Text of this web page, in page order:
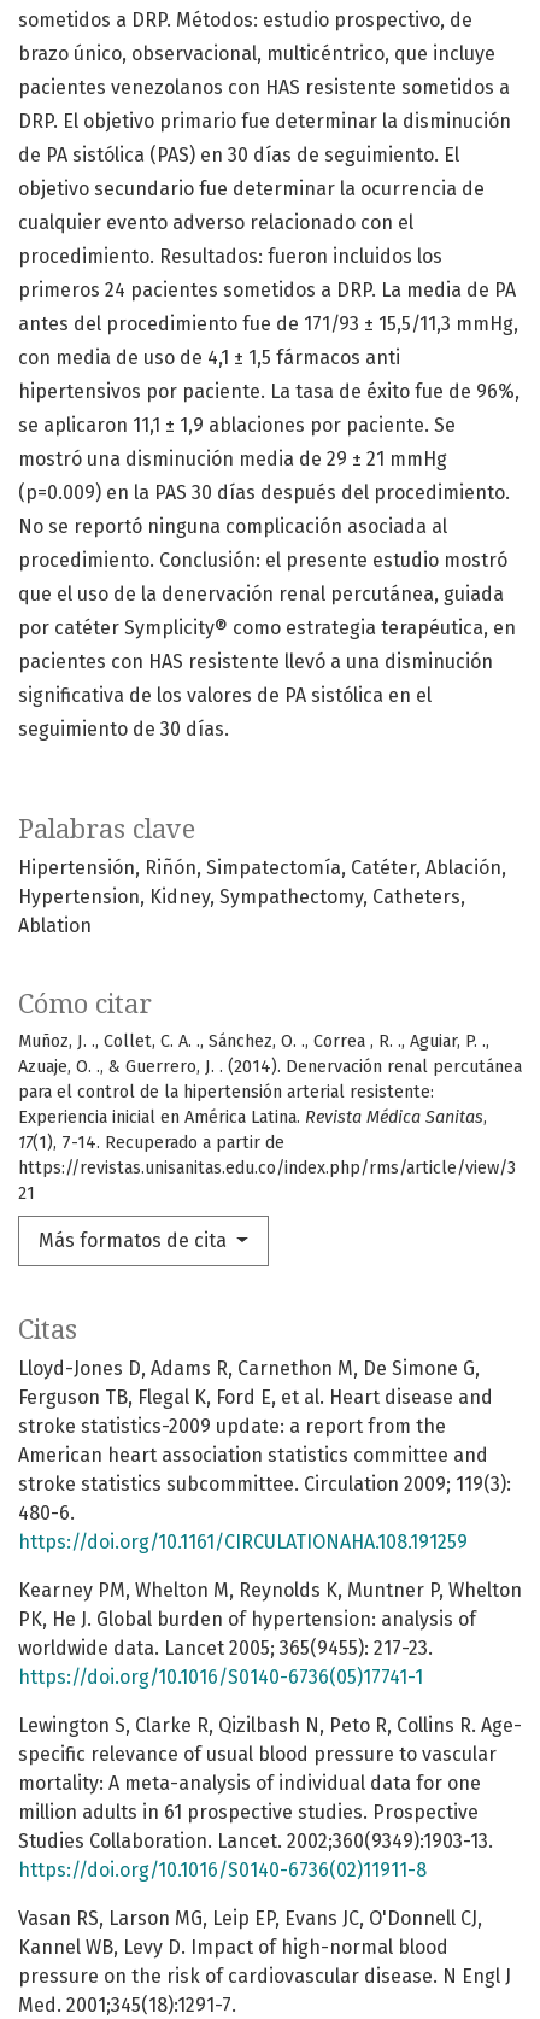
Palabras clave
Hipertensión Riñón Simpatectomía Catéter Ablación
Hypertension
Kidney Sympathectomy Catheters
Ablation
Cómo citar
Muñoz, J. ., Collet, C. A. ., Sánchez, O. ., Correa , R. ., Aguiar, P. .,
Azuaje, O. ., & Guerrero, J. . (2014). Denervación renal percutánea
para el control de la hipertensión arterial resistente:
Experiencia inicial en América Latina. Revista Médica Sanitas,
17(1), 7-14. Recuperado a partir de
https://revistas.unisanitas.edu.co/index.php/rms/article/view/3
21
Más formatos de cita
sometidos a DRP. Métodos: estudio prospectivo, de
brazo único, observacional, multicéntrico, que incluye
pacientes venezolanos con HAS resistente sometidos a
DRP. El objetivo primario fue determinar la disminución
de PA sistólica (PAS) en 30 días de seguimiento. El
objetivo secundario fue determinar la ocurrencia de
cualquier evento adverso relacionado con el
procedimiento. Resultados: fueron incluidos los
primeros 24 pacientes sometidos a DRP. La media de PA
antes del procedimiento fue de 171/93 ± 15,5/11,3 mmHg,
con media de uso de 4,1 ± 1,5 fármacos anti
hipertensivos por paciente. La tasa de éxito fue de 96%,
se aplicaron 11,1 ± 1,9 ablaciones por paciente. Se
mostró una disminución media de 29 ± 21 mmHg
(p=0.009) en la PAS 30 días después del procedimiento.
No se reportó ninguna complicación asociada al
procedimiento. Conclusión: el presente estudio mostró
que el uso de la denervación renal percutánea, guiada
por catéter Symplicity® como estrategia terapéutica, en
pacientes con HAS resistente llevó a una disminución
significativa de los valores de PA sistólica en el
seguimiento de 30 días.
Citas
Lloyd-Jones D, Adams R, Carnethon M, De Simone G,
Ferguson TB, Flegal K, Ford E, et al. Heart disease and
stroke statistics-2009 update: a report from the
American heart association statistics committee and
stroke statistics subcommittee. Circulation 2009; 119(3):
480-6.
https://doi.org/10.1161/CIRCULATIONAHA.108.191259
Kearney PM, Whelton M, Reynolds K, Muntner P, Whelton
PK, He J. Global burden of hypertension: analysis of
worldwide data. Lancet 2005; 365(9455): 217-23.
https://doi.org/10.1016/S0140-6736(05)17741-1
Lewington S, Clarke R, Qizilbash N, Peto R, Collins R. Age-
specific relevance of usual blood pressure to vascular
mortality: A meta-analysis of individual data for one
million adults in 61 prospective studies. Prospective
Studies Collaboration. Lancet. 2002;360(9349):1903-13.
https://doi.org/10.1016/S0140-6736(02)11911-8
Vasan RS, Larson MG, Leip EP, Evans JC, O'Donnell CJ,
Kannel WB, Levy D. Impact of high-normal blood
pressure on the risk of cardiovascular disease. N Engl J
Med. 2001;345(18):1291-7.